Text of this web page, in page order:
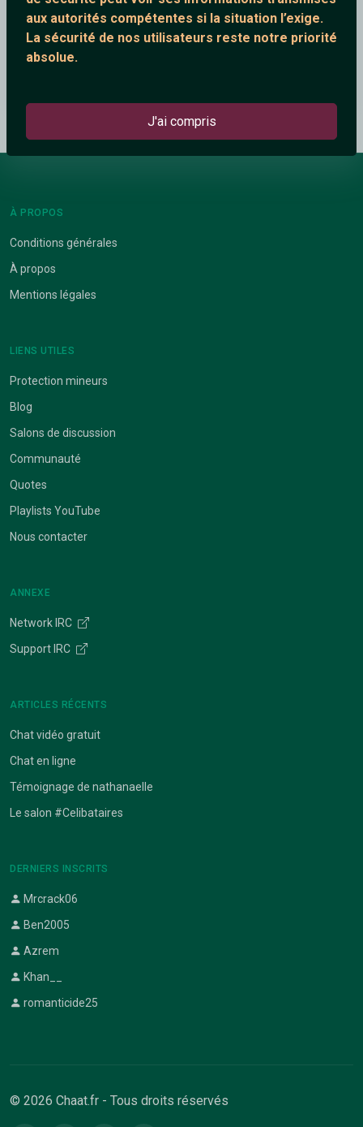
aux autorités compétentes si la situation l’exige.
La sécurité de nos utilisateurs reste notre priorité
absolue.
J'ai compris
À PROPOS
Conditions générales
À propos
Mentions légales
LIENS UTILES
Protection mineurs
Blog
Salons de discussion
Communauté
Quotes
Playlists YouTube
Nous contacter
ANNEXE
Network IRC
Support IRC
ARTICLES RÉCENTS
Chat vidéo gratuit
Chat en ligne
Témoignage de nathanaelle
Le salon #Celibataires
DERNIERS INSCRITS
Mrcrack06
Ben2005
Azrem
Khan__
romanticide25
© 2026 Chaat.fr - Tous droits réservés